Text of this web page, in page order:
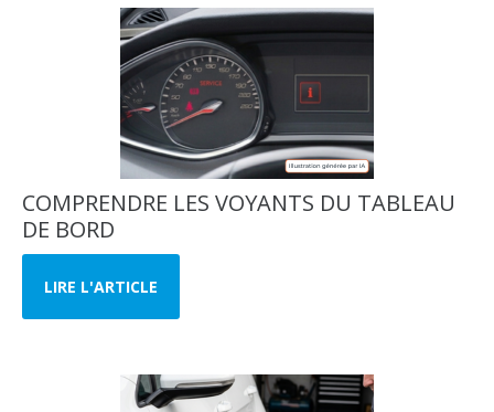
COMPRENDRE LES VOYANTS DU TABLEAU
DE BORD
LIRE L'ARTICLE